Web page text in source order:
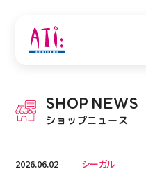
PICK UP NEWS
ピックアップニュース
SHOP NEWS
ショップニュース
2026.06.02 シーガル